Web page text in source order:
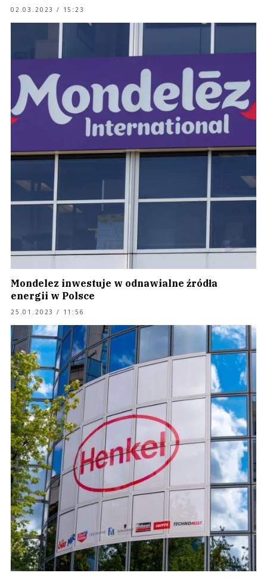
02.03.2023 / 15:23
Mondelez inwestuje w odnawialne źródła
energii w Polsce
25.01.2023 / 11:56